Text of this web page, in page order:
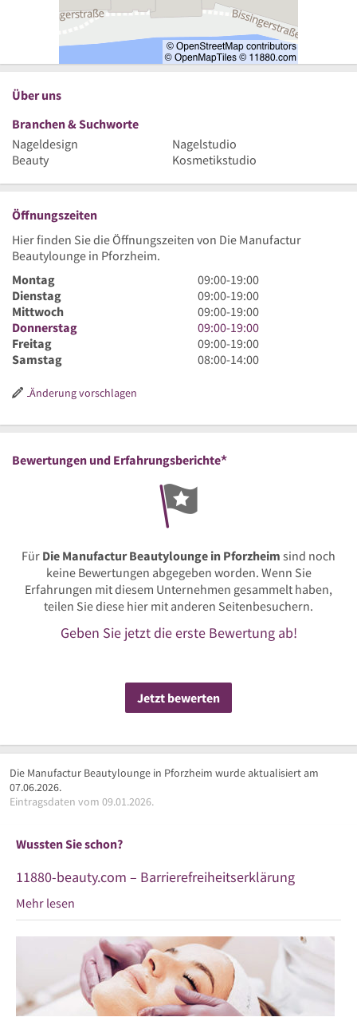
Über uns
Branchen & Suchworte
Nageldesign
Nagelstudio
Beauty
Kosmetikstudio
Öffnungszeiten
Hier finden Sie die Öffnungszeiten von Die Manufactur
Beautylounge in Pforzheim.
Montag
9
Uhr
bis
19
Uhr
09:00-19:00
Dienstag
9
Uhr
bis
19
Uhr
09:00-19:00
Mittwoch
9
Uhr
bis
19
09:00-19:00
Donnerstag
9
Uhr
bis
09:00-19:00
Freitag
9
Uhr
09:00-19:00
Samstag
8
Uhr
08:00-14:00
Änderung vorschlagen
Bewertungen und Erfahrungsberichte*
Für Die Manufactur Beautylounge in Pforzheim sind noch
keine Bewertungen abgegeben worden. Wenn Sie
Erfahrungen mit diesem Unternehmen gesammelt haben,
teilen Sie diese hier mit anderen Seitenbesuchern.
Geben Sie jetzt die erste Bewertung ab!
Jetzt bewerten
Die Manufactur Beautylounge in Pforzheim wurde aktualisiert am
07.06.2026.
Eintragsdaten vom 09.01.2026.
Wussten Sie schon?
11880-beauty.com – Barrierefreiheitserklärung
Mehr lesen